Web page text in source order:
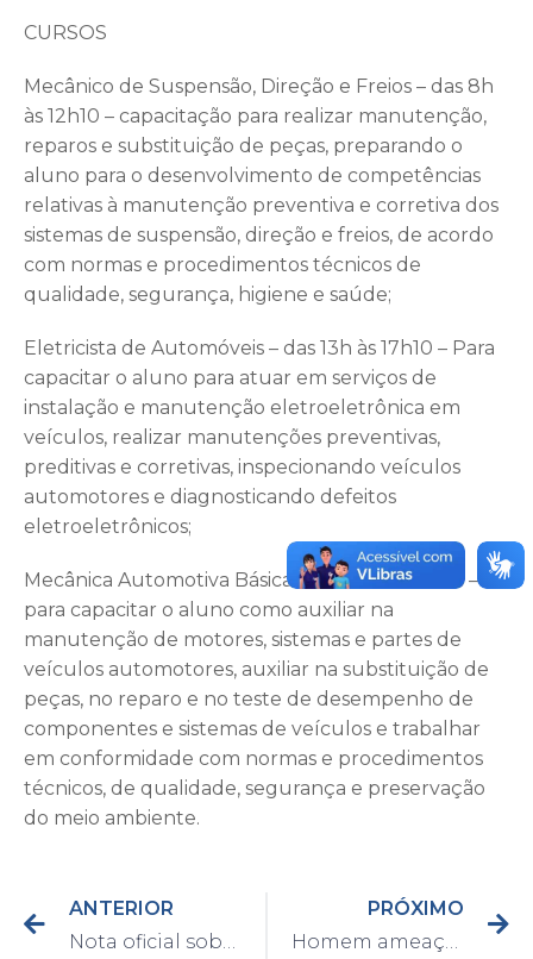
CURSOS
Mecânico de Suspensão, Direção e Freios – das 8h
às 12h10 – capacitação para realizar manutenção,
reparos e substituição de peças, preparando o
aluno para o desenvolvimento de competências
relativas à manutenção preventiva e corretiva dos
sistemas de suspensão, direção e freios, de acordo
com normas e procedimentos técnicos de
qualidade, segurança, higiene e saúde;
Eletricista de Automóveis – das 13h às 17h10 – Para
capacitar o aluno para atuar em serviços de
instalação e manutenção eletroeletrônica em
veículos, realizar manutenções preventivas,
preditivas e corretivas, inspecionando veículos
automotores e diagnosticando defeitos
eletroeletrônicos;
Mecânica Automotiva Básica – das 19h às 21h45 –
para capacitar o aluno como auxiliar na
manutenção de motores, sistemas e partes de
veículos automotores, auxiliar na substituição de
peças, no reparo e no teste de desempenho de
componentes e sistemas de veículos e trabalhar
em conformidade com normas e procedimentos
técnicos, de qualidade, segurança e preservação
do meio ambiente.
ANTERIOR
PRÓXIMO